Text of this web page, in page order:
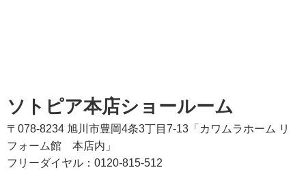
ソトピア本店ショールーム
〒078-8234 旭川市豊岡4条3丁目7-13「カワムラホーム リ
フォーム館 本店内」
フリーダイヤル：0120-815-512